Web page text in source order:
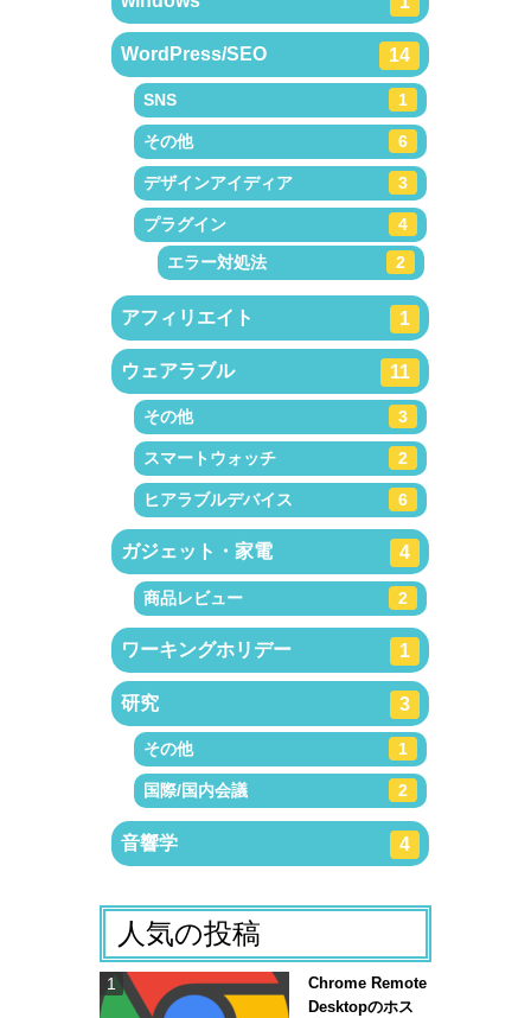
WordPress/SEO 14
SNS 1
その他 6
デザインアイディア 3
プラグイン
4
エラー対処法
2
アフィリエイト 1
ウェアラブル 11
その他 3
スマートウォッチ 2
ヒアラブルデバイス 6
ガジェット・家電 4
商品レビュー 2
ワーキングホリデー 1
研究 3
その他 1
国際/国内会議 2
音響学 4
人気の投稿
Chrome Remote
Desktopのホス